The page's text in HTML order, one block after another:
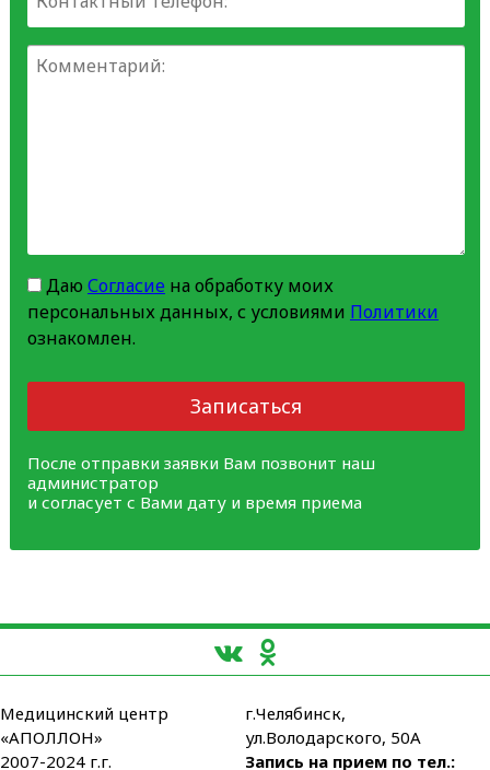
Даю Согласиена обработку моих
персональных данных, с условиями Политики
ознакомлен.
Записаться
После отправки заявки Вам позвонит наш
администратор
и согласует с Вами дату и время приема
Медицинский центр
«АПОЛЛОН»
2007-2024 г.г.
г.Челябинск,
ул.Володарского, 50А
Запись на прием по тел.: